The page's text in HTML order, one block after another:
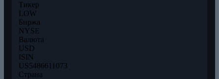
Тикер
LOW
Биржа
NYSE
Валюта
USD
ISIN
US5486611073
Страна